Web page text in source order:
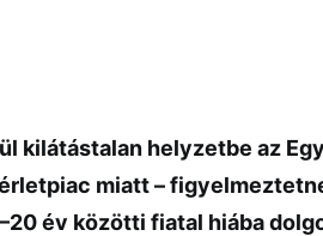
kilátástalan helyzetbe az
miatt –
év közötti fiatal hiába